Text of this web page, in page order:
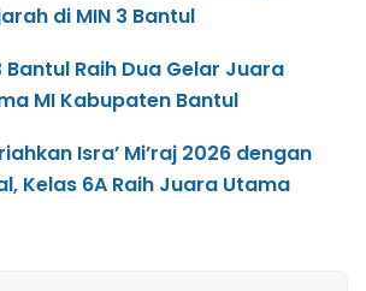
di MIN 3 Bantul
Bantul Raih Dua Gelar Juara
MI Kabupaten Bantul
Isra’ Mi’raj 2026 dengan
Kelas 6A Raih Juara Utama